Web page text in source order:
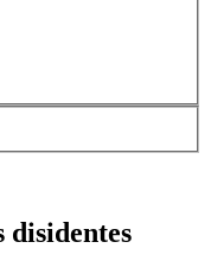
disidentes